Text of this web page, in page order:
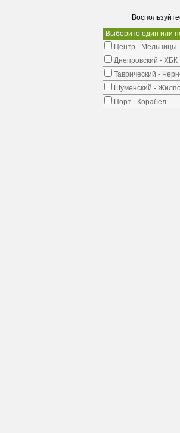
Выберите один или
Центр - Мельницы
Днепровский - ХБК
Таврический -
Шуменский -
Порт - Корабел